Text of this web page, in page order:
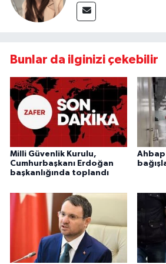
Bunlar da ilginizi çekebilir
Milli Güvenlik Kurulu,
Cumhurbaşkanı Erdoğan
başkanlığında toplandı
Ahbap